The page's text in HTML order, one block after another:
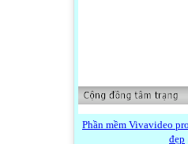
Phần mềm Vivavideo
đẹp